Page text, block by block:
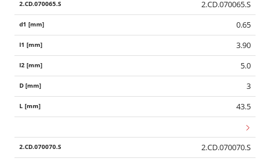
2.CD.070065.S
0.65
3.90
5.0
3
43.5
2.CD.070070.S